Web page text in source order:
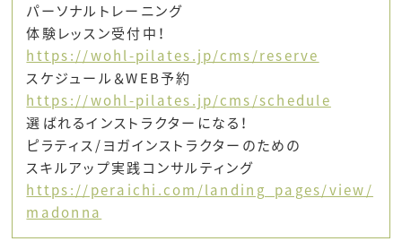
パーソナルトレーニング
体験レッスン受付中！
https://wohl-pilates.jp/cms/reserve
スケジュール＆WEB予約
https://wohl-pilates.jp/cms/schedule
選ばれるインストラクターになる！
ピラティス/ヨガインストラクターのための
スキルアップ実践コンサルティング
https://peraichi.com/landing_pages/view/
madonna